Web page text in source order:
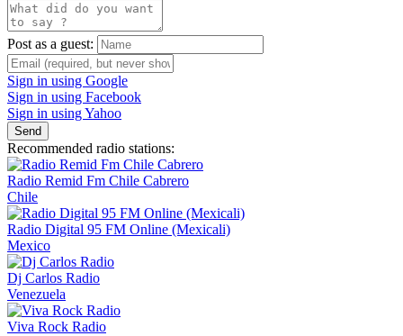
Post as a guest:
Sign in using Google
Sign in using Facebook
Sign in using Yahoo
Send
Recommended radio stations:
Radio Remid Fm Chile Cabrero
Chile
Radio Digital 95 FM Online (Mexicali)
Mexico
Dj Carlos Radio
Venezuela
Viva Rock Radio